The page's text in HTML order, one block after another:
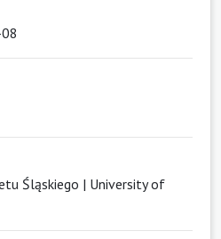
Śląskiego | University of